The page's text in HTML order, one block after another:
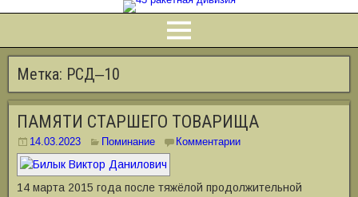
Метка: РСД‒10
ПАМЯТИ СТАРШЕГО ТОВАРИЩА
14.03.2023 Поминание Комментарии
14 марта 2015 года после тяжёлой продолжительной